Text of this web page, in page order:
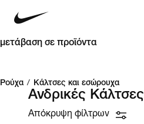
μετάβαση σε προϊόντα
Ρούχα / Κάλτσες και εσώρουχα
Ανδρικές Κάλτσες
Απόκρυψη φίλτρων